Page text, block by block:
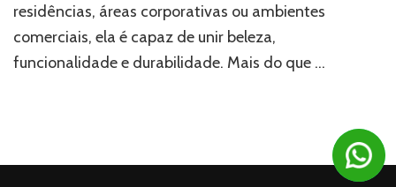
residências, áreas corporativas ou ambientes
comerciais, ela é capaz de unir beleza,
funcionalidade e durabilidade. Mais do que …